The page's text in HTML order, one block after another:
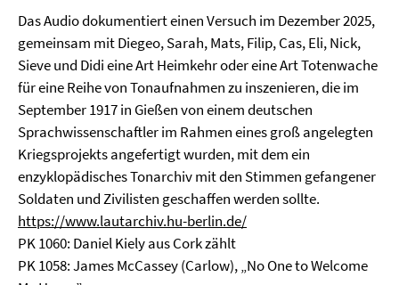
Das Audio dokumentiert einen Versuch im Dezember 2025,
gemeinsam mit Diegeo, Sarah, Mats, Filip, Cas, Eli, Nick,
Sieve und Didi eine Art Heimkehr oder eine Art Totenwache
für eine Reihe von Tonaufnahmen zu inszenieren, die im
September 1917 in Gießen von einem deutschen
Sprachwissenschaftler im Rahmen eines groß angelegten
Kriegsprojekts angefertigt wurden, mit dem ein
enzyklopädisches Tonarchiv mit den Stimmen gefangener
Soldaten und Zivilisten geschaffen werden sollte.
https://www.lautarchiv.hu-berlin.de/
PK 1060: Daniel Kiely aus Cork zählt
PK 1058: James McCassey (Carlow), „No One to Welcome